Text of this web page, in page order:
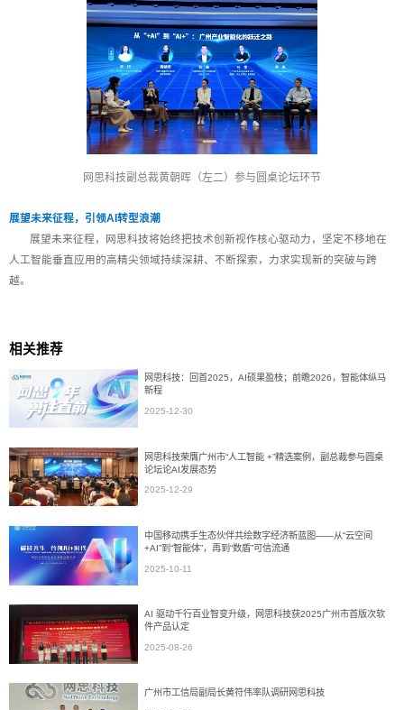
网思科技副总裁黄朝晖（左二）参与圆桌论坛环节
展望未来征程，引领AI转型浪潮
展望未来征程，网思科技将始终把技术创新视作核心驱动力，坚定不移地在
人工智能垂直应用的高精尖领域持续深耕、不断探索，力求实现新的突破与跨
越。
相关推荐
网思科技：回首2025，AI硕果盈枝；前瞻2026，智能体纵马
新程
2025-12-30
网思科技荣膺广州市“人工智能 +”精选案例，副总裁参与圆桌
论坛论AI发展态势
2025-12-29
中国移动携手生态伙伴共绘数字经济新蓝图——从“云空间
+AI”到“智能体”，再到“数盾”可信流通
2025-10-11
AI 驱动千行百业智变升级，网思科技获2025广州市首版次软
件产品认定
2025-08-26
广州市工信局副局长黄符伟率队调研网思科技